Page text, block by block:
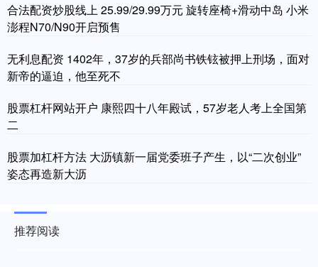
合法配资炒股线上 25.99/29.99万元 旋转座椅+滑动中岛 小米
澎程N70/N90开启预售
无利息配资 1402年，37岁的兵部尚书铁铉被押上刑场，面对
新帝的逼迫，他至死不
股票杠杆网站开户 康熙四十八年殿试，57岁老人考上全国第
二
股票加杠杆方法 大沥镇新一届党委班子产生，以“二次创业”
姿态再造新大沥
推荐阅读